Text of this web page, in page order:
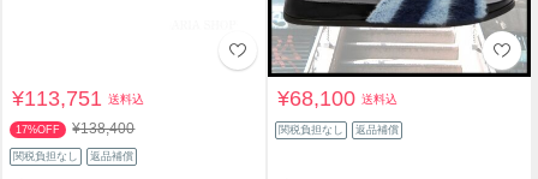
¥113,751送料込
17%OFF ¥138,400
関税負担なし 返品補償
¥68,100送料込
関税負担なし 返品補償